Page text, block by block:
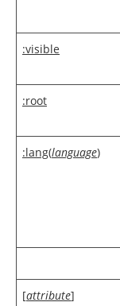
:visible
:root
:lang(language)
[attribute]